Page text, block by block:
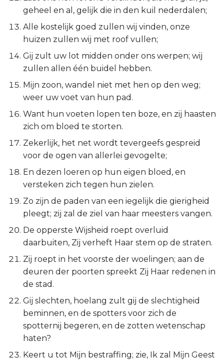
Filémon
Hebreeën
Jakobus
1 Petrus
1 Johannes
2 Johannes
3 Johannes
Judas
Openbaring
geheel en al, gelijk die in den kuil nederdalen;
Alle kostelijk goed zullen wij vinden, onze
huizen zullen wij met roof vullen;
Gij zult uw lot midden onder ons werpen; wij
zullen allen één buidel hebben.
Mijn zoon, wandel niet met hen op den weg;
weer uw voet van hun pad.
Want hun voeten lopen ten boze, en zij haasten
zich om bloed te storten.
Zekerlijk, het net wordt tevergeefs gespreid
voor de ogen van allerlei gevogelte;
En dezen loeren op hun eigen bloed, en
versteken zich tegen hun zielen.
Zo zijn de paden van een iegelijk die gierigheid
pleegt; zij zal de ziel van haar meesters vangen.
De opperste Wijsheid roept overluid
daarbuiten, Zij verheft Haar stem op de straten.
Zij roept in het voorste der woelingen; aan de
deuren der poorten spreekt Zij Haar redenen in
de stad.
Gij slechten, hoelang zult gij de slechtigheid
beminnen, en de spotters voor zich de
spotternij begeren, en de zotten wetenschap
haten?
Keert u tot Mijn bestraffing; zie, Ik zal Mijn Geest